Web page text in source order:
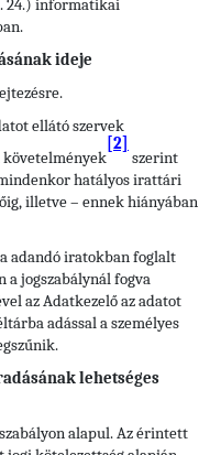
24.) informatikai
ideje
ellátó szervek
követelmények
[2]
szerint
hatályos irattári
illetve – ennek hiányában
adandó iratokban foglalt
a jogszabálynál fogva
az Adatkezelő az adatot
adással a személyes
lehetséges
alapul. Az érintett